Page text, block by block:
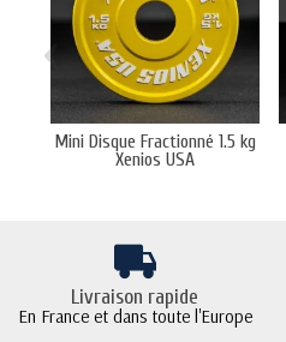
Mini Disque Fractionné 1.5 kg
Xenios USA
‹
Livraison rapide
En France et dans toute l'Europe